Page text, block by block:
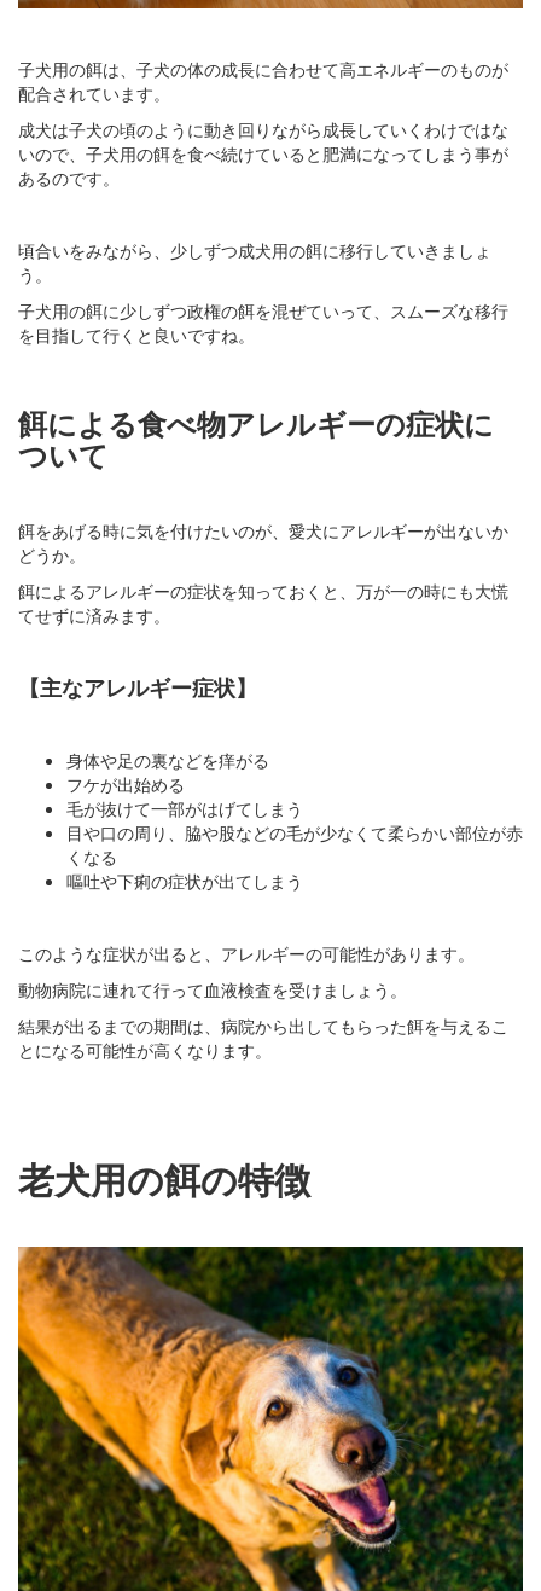
子犬用の餌は、子犬の体の成長に合わせて高エネルギーのものが
配合されています。
成犬は子犬の頃のように動き回りながら成長していくわけではな
いので、子犬用の餌を食べ続けていると肥満になってしまう事が
あるのです。
頃合いをみながら、少しずつ成犬用の餌に移行していきましょ
う。
子犬用の餌に少しずつ政権の餌を混ぜていって、スムーズな移行
を目指して行くと良いですね。
餌による食べ物アレルギーの症状に
ついて
餌をあげる時に気を付けたいのが、愛犬にアレルギーが出ないか
どうか。
餌によるアレルギーの症状を知っておくと、万が一の時にも大慌
てせずに済みます。
【主なアレルギー症状】
身体や足の裏などを痒がる
フケが出始める
毛が抜けて一部がはげてしまう
目や口の周り、脇や股などの毛が少なくて柔らかい部位が赤
くなる
嘔吐や下痢の症状が出てしまう
このような症状が出ると、アレルギーの可能性があります。
動物病院に連れて行って血液検査を受けましょう。
結果が出るまでの期間は、病院から出してもらった餌を与えるこ
とになる可能性が高くなります。
老犬用の餌の特徴